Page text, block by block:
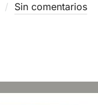
Sin comentarios